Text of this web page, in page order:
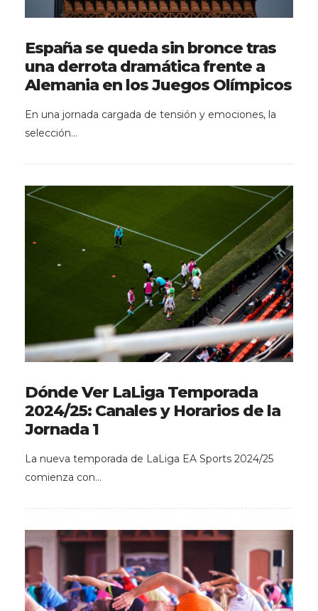
España se queda sin bronce tras
una derrota dramática frente a
Alemania en los Juegos Olímpicos
En una jornada cargada de tensión y emociones, la
selección…
Dónde Ver LaLiga Temporada
2024/25: Canales y Horarios de la
Jornada 1
La nueva temporada de LaLiga EA Sports 2024/25
comienza con…